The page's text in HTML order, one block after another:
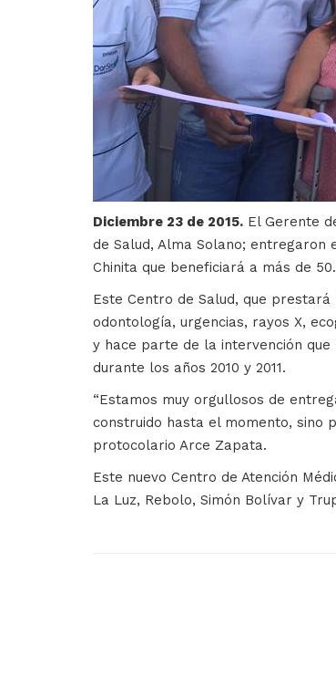
Diciembre 23 de 2015. El Gerente
de Salud, Alma Solano;
Chinita que beneficiará a más de
Este Centro de Salud, que
odontología, urgencias, rayos X,
y hace parte de la intervención
durante los años 2010 y 2011.
“Estamos muy orgullosos de
construido hasta el momento, sino
protocolario Arce Zapata.
Este nuevo Centro de Atención
La Luz, Rebolo, Simón Bolívar y